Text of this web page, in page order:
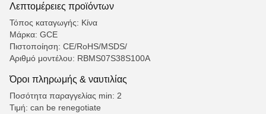
Λεπτομέρειες προϊόντων
Τόπος καταγωγής: Κίνα
Μάρκα: GCE
Πιστοποίηση: CE/RoHS/MSDS/
Αριθμό μοντέλου: RBMS07S38S100A
Όροι πληρωμής & ναυτιλίας
Ποσότητα παραγγελίας min: 2
Τιμή: can be renegotiate